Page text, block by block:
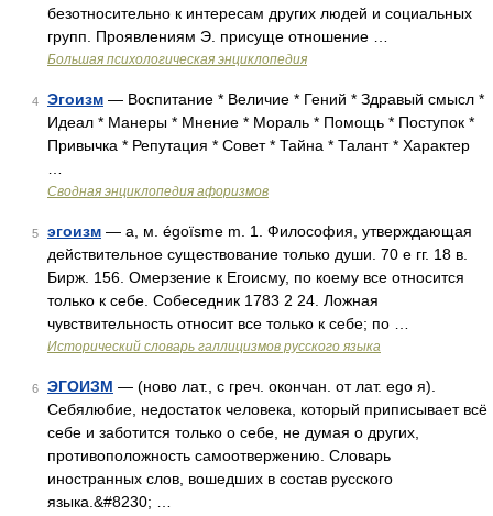
безотносительно к интересам других людей и социальных
групп. Проявлениям Э. присуще отношение …
Большая психологическая энциклопедия
4 Эгоизм — Воспитание * Величие * Гений * Здравый смысл *
Идеал * Манеры * Мнение * Мораль * Помощь * Поступок *
Привычка * Репутация * Совет * Тайна * Талант * Характер
Сводная энциклопедия афоризмов
5 эгоизм — а, м. égoïsme m. 1. Философия, утверждающая
действительное существование только души. 70 е гг. 18 в.
Бирж. 156. Омерзение к Егоисму, по коему все относится
только к себе. Собеседник 1783 2 24. Ложная
чувствительность относит все только к себе; по …
Исторический словарь галлицизмов русского языка
6 ЭГОИЗМ — (ново лат., с греч. окончан. от лат. ego я).
Себялюбие, недостаток человека, который приписывает всё
себе и заботится только о себе, не думая о других,
противоположность самоотвержению. Словарь
иностранных слов, вошедших в состав русского
языка.&#8230; …